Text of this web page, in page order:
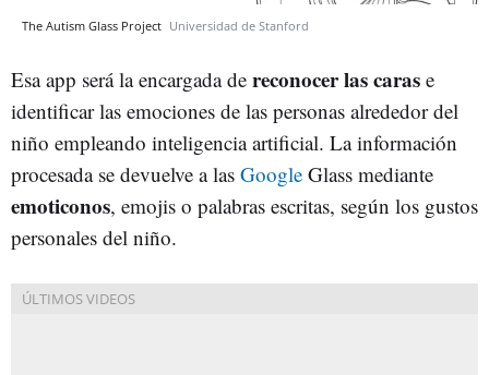
The Autism Glass Project Universidad de Stanford
Esa app será la encargada de reconocer las caras e
identificar las emociones de las personas alrededor del
niño empleando inteligencia artificial. La información
procesada se devuelve a las Google Glass mediante
emoticonos, emojis o palabras escritas, según los gustos
personales del niño.